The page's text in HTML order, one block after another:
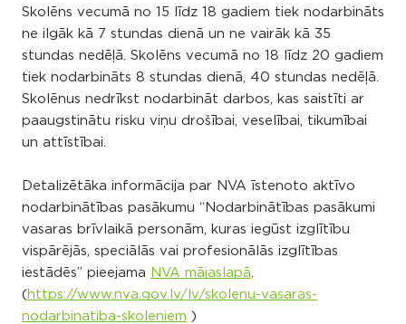
Skolēns vecumā no 15 līdz 18 gadiem tiek nodarbināts
ne ilgāk kā 7 stundas dienā un ne vairāk kā 35
stundas nedēļā. Skolēns vecumā no 18 līdz 20 gadiem
tiek nodarbināts 8 stundas dienā, 40 stundas nedēļā.
Skolēnus nedrīkst nodarbināt darbos, kas saistīti ar
paaugstinātu risku viņu drošībai, veselībai, tikumībai
un attīstībai.
Detalizētāka informācija par NVA īstenoto aktīvo
nodarbinātības pasākumu “Nodarbinātības pasākumi
vasaras brīvlaikā personām, kuras iegūst izglītību
vispārējās, speciālās vai profesionālās izglītības
iestādēs” pieejama NVA mājaslapā
( https://www.nva.gov.lv/lv/skolenu-vasaras-
nodarbinatiba-skoleniem )